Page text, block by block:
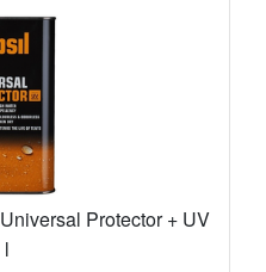
Protector + UV
l